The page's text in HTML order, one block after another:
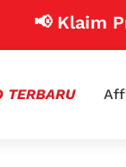
📢 Klaim
TERBARU